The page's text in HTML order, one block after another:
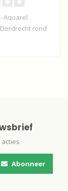
Aquarel
rond
de mensen
Abonneer